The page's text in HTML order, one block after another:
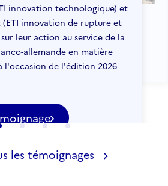
innovation technologique) et
innovation de rupture et
leur action au service de la
allemande en matière
l'occasion de l'édition 2026
Simon
Trichot
les témoignages